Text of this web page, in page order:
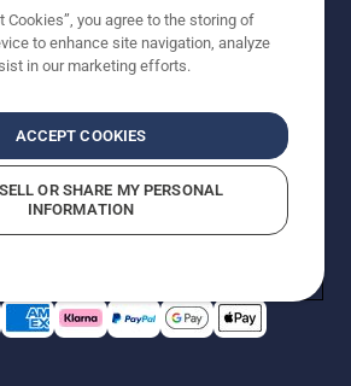
udsalgspriser. Der tages
og trykfejl samt prisændringer. Vi
så nøjagtige oplysningerne på
som muligt. Alle anførte priser er
(inkl. moms), medmindre
beskyttelse af personlige oplysninger
formodede overtrædelser
Cookies”, you agree to the storing of
to enhance site navigation, analyze
in our marketing efforts.
ACCEPT COOKIES
OR SHARE MY PERSONAL
INFORMATION